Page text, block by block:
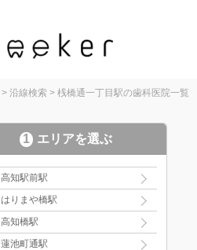
> 沿線検索 > 桟橋通一丁目駅の歯科医院一覧
1 エリアを選ぶ
高知駅前駅
はりまや橋駅
高知橋駅
蓮池町通駅